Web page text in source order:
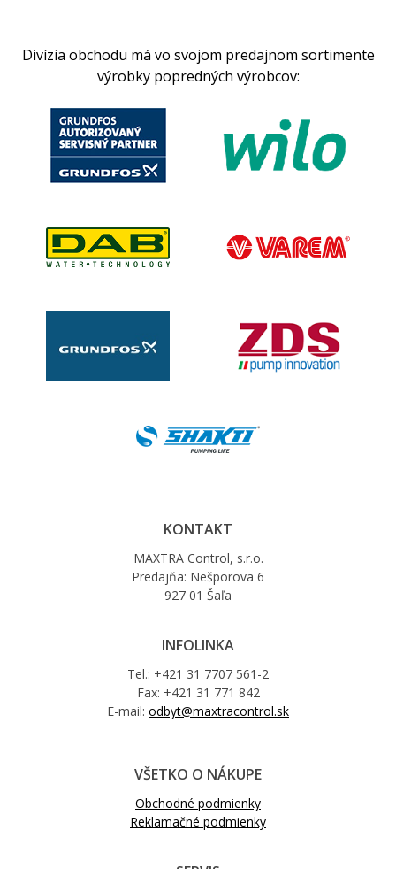
Divízia obchodu má vo svojom predajnom sortimente
výrobky popredných výrobcov:
KONTAKT
MAXTRA Control, s.r.o.
Predajňa: Nešporova 6
927 01 Šaľa
INFOLINKA
Tel.: +421 31 7707 561-2
Fax: +421 31 771 842
E-mail: odbyt@maxtracontrol.sk
VŠETKO O NÁKUPE
Obchodné podmienky
Reklamačné podmienky